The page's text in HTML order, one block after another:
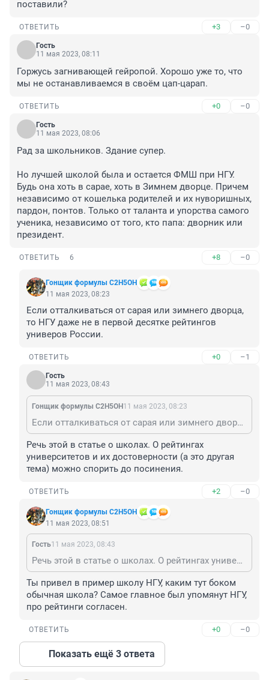
поставили?
ОТВЕТИТЬ +3 –0
Гость
11 мая 2023, 08:11
Горжусь загнивающей гейропой. Хорошо уже то, что
мы не останавливаемся в своём цап-царап.
ОТВЕТИТЬ +0 –0
Гость
11 мая 2023, 08:06
Рад за школьников. Здание супер.
Но лучшей школой была и остается ФМШ при НГУ.
Будь она хоть в сарае, хоть в Зимнем дворце. Причем
независимо от кошелька родителей и их нуворишных,
пардон, понтов. Только от таланта и упорства самого
ученика, независимо от того, кто папа: дворник или
президент.
ОТВЕТИТЬ 6 +8 –0
Гонщик формулы C2H5OH
11 мая 2023, 08:23
Если отталкиваться от сарая или зимнего дворца,
то НГУ даже не в первой десятке рейтингов
универов России.
ОТВЕТИТЬ +0 –1
Гость
11 мая 2023, 08:43
Гонщик формулы C2H5OH 11 мая 2023, 08:23
Если отталкиваться от сарая или зимнего дворца, то НГУ даже не в первой десятке рейтингов универов России.
Речь этой в статье о школах. О рейтингах
университетов и их достоверности (а это другая
тема) можно спорить до посинения.
ОТВЕТИТЬ +2 –0
Гонщик формулы C2H5OH
11 мая 2023, 08:51
Гость11 мая 2023, 08:43
Речь этой в статье о школах. О рейтингах университетов и их достоверности (а это другая тема) можно спорить до посинения.
Ты привел в пример школу НГУ, каким тут боком
обычная школа? Самое главное был упомянут НГУ,
про рейтинги согласен.
ОТВЕТИТЬ +0 –0
Показать ещё 3 ответа